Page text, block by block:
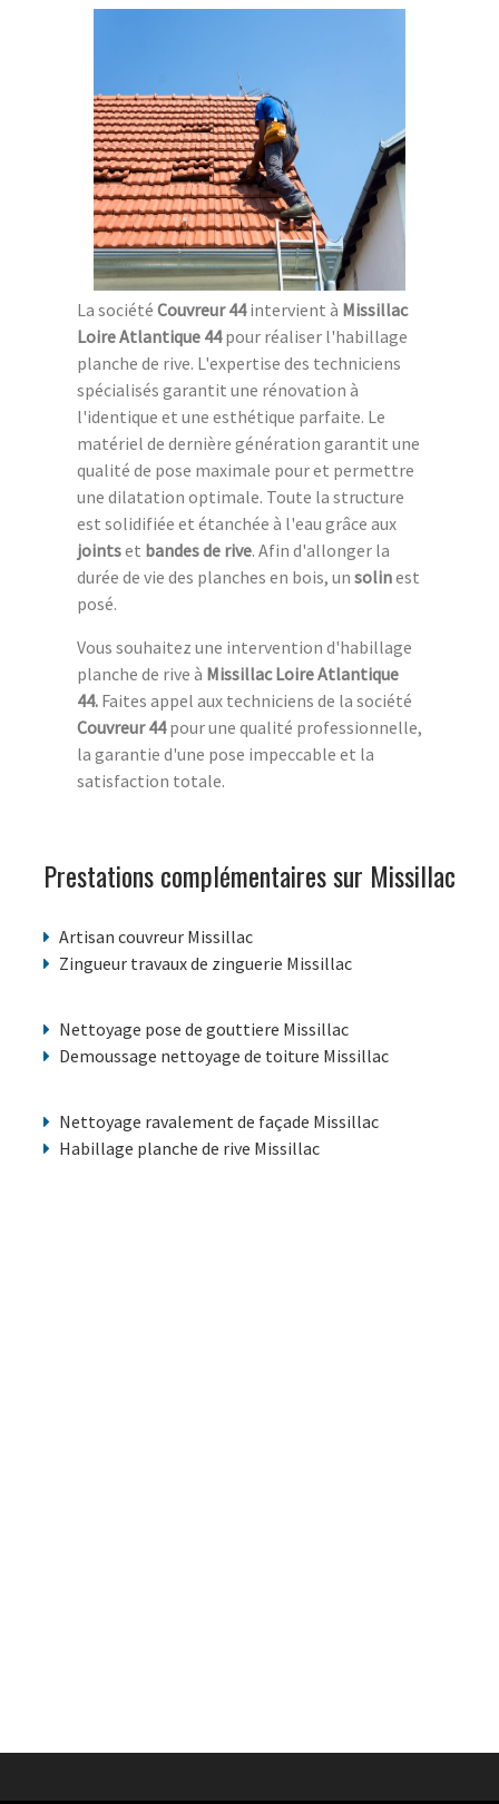
La société Couvreur 44intervient à Missillac
Loire Atlantique 44pour réaliser l'habillage
planche de rive. L'expertise des techniciens
spécialisés garantit une rénovation à
l'identique et une esthétique parfaite. Le
matériel de dernière génération garantit une
qualité de pose maximale pour et permettre
une dilatation optimale. Toute la structure
est solidifiée et étanchée à l'eau grâce aux
jointset bandes de rive. Afin d'allonger la
durée de vie des planches en bois, un solinest
posé.
Vous souhaitez une intervention d'habillage
planche de rive à Missillac Loire Atlantique
44. Faites appel aux techniciens de la société
Couvreur 44pour une qualité professionnelle,
la garantie d'une pose impeccable et la
satisfaction totale.
Prestations complémentaires sur Missillac
Artisan couvreur Missillac
Zingueur travaux de zinguerie Missillac
Nettoyage pose de gouttiere Missillac
Demoussage nettoyage de toiture Missillac
Nettoyage ravalement de façade Missillac
Habillage planche de rive Missillac